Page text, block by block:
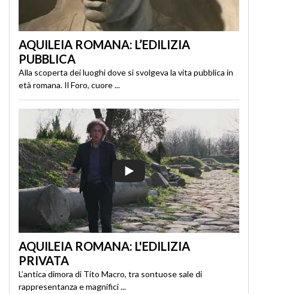
AQUILEIA ROMANA: L’EDILIZIA
PUBBLICA
Alla scoperta dei luoghi dove si svolgeva la vita pubblica in
età romana. Il Foro, cuore ...
AQUILEIA ROMANA: L'EDILIZIA
PRIVATA
L’antica dimora di Tito Macro, tra sontuose sale di
rappresentanza e magnifici ...